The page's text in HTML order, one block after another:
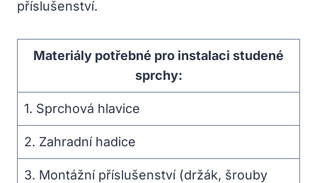
příslušenství.
Materiály potřebné pro instalaci studené
sprchy:
1. Sprchová hlavice
2. Zahradní hadice
3. Montážní příslušenství (držák, šrouby